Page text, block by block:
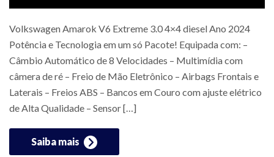
Volkswagen Amarok V6 Extreme 3.0 4×4 diesel Ano 2024
Potência e Tecnologia em um só Pacote! Equipada com: –
Câmbio Automático de 8 Velocidades – Multimídia com
câmera de ré – Freio de Mão Eletrônico – Airbags Frontais e
Laterais – Freios ABS – Bancos em Couro com ajuste elétrico
de Alta Qualidade – Sensor […]
Saiba mais